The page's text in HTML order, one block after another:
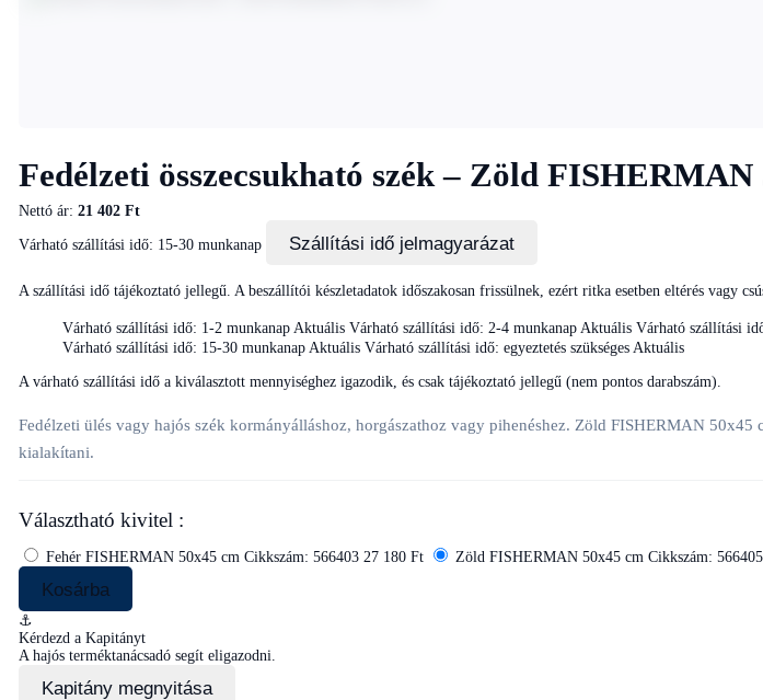
Fedélzeti összecsukható szék – Zöld FISHERMAN
Nettó ár:21 402 Ft
Várható szállítási idő: 15-30 munkanap Szállítási idő jelmagyarázat
A szállítási idő tájékoztató jellegű. A beszállítói készletadatok időszakosan frissülnek, ezért ritka esetben eltérés vagy
Várható szállítási idő: 1-2 munkanap Aktuális Várható szállítási idő: 2-4 munkanap Aktuális Várható szállítási
Várható szállítási idő: 15-30 munkanap Aktuális Várható szállítási idő: egyeztetés szükséges Aktuális
A várható szállítási idő a kiválasztott mennyiséghez igazodik, és csak tájékoztató jellegű (nem pontos darabszám).
Fedélzeti ülés vagy hajós szék kormányálláshoz, horgászathoz vagy pihenéshez. Zöld FISHERMAN
kialakítani.
Választható kivitel :
Fehér FISHERMAN 50x45 cm Cikkszám: 566403 27 180 Ft Zöld FISHERMAN 50x45 cm Cikkszám: 566405
Kosárba
⚓
Kérdezd a Kapitányt
A hajós terméktanácsadó segít eligazodni.
Kapitány megnyitása